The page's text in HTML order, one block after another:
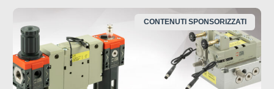
CONTENUTI SPONSORIZZATI